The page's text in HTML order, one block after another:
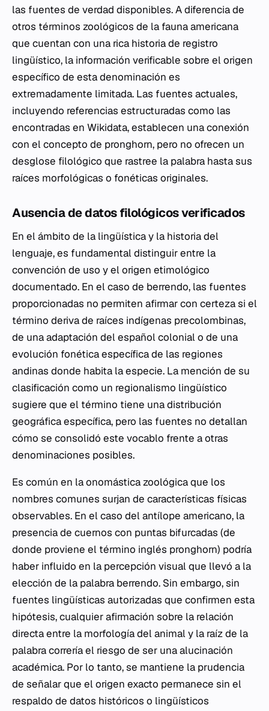
las fuentes de verdad disponibles. A diferencia de
otros términos zoológicos de la fauna americana
que cuentan con una rica historia de registro
lingüístico, la información verificable sobre el origen
específico de esta denominación es
extremadamente limitada. Las fuentes actuales,
incluyendo referencias estructuradas como las
encontradas en Wikidata, establecen una conexión
con el concepto de pronghorn, pero no ofrecen un
desglose filológico que rastree la palabra hasta sus
raíces morfológicas o fonéticas originales.
Ausencia de datos filológicos verificados
En el ámbito de la lingüística y la historia del
lenguaje, es fundamental distinguir entre la
convención de uso y el origen etimológico
documentado. En el caso de berrendo, las fuentes
proporcionadas no permiten afirmar con certeza si el
término deriva de raíces indígenas precolombinas,
de una adaptación del español colonial o de una
evolución fonética específica de las regiones
andinas donde habita la especie. La mención de su
clasificación como un regionalismo lingüístico
sugiere que el término tiene una distribución
geográfica específica, pero las fuentes no detallan
cómo se consolidó este vocablo frente a otras
denominaciones posibles.
Es común en la onomástica zoológica que los
nombres comunes surjan de características físicas
observables. En el caso del antílope americano, la
presencia de cuernos con puntas bifurcadas (de
donde proviene el término inglés pronghorn) podría
haber influido en la percepción visual que llevó a la
elección de la palabra berrendo. Sin embargo, sin
fuentes lingüísticas autorizadas que confirmen esta
hipótesis, cualquier afirmación sobre la relación
directa entre la morfología del animal y la raíz de la
palabra correría el riesgo de ser una alucinación
académica. Por lo tanto, se mantiene la prudencia
de señalar que el origen exacto permanece sin el
respaldo de datos históricos o lingüísticos